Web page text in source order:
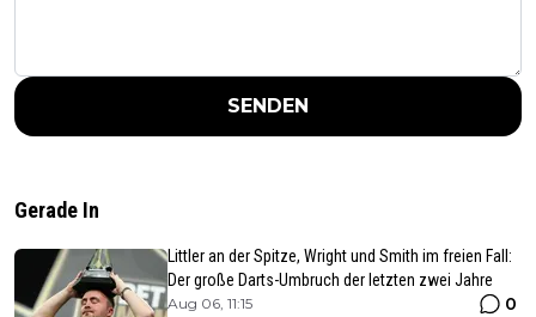
SENDEN
Gerade In
Littler an der Spitze, Wright und Smith im freien Fall:
Der große Darts-Umbruch der letzten zwei Jahre
Aug 06, 11:15 0